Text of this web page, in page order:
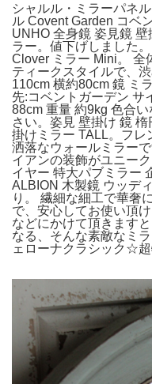
シャルル・ミラーパネ
ル Covent Garden コベ
UNHO 全身鏡 姿見鏡 壁
ラー。値下げしました
Clover ミラー Mini。 全
ティークスタイルで、
110cm 横約80cm 鏡 ミ
先:コベントガーデン
88cm 重量 約9kg 色合
さい。姿見 壁掛け 鏡
掛けミラー TALL。フレ
洒落なウォールミラー
イアンの装飾がユニー
イヤー 特大パブミラー
ALBION 木製鏡 ウッデ
り。 繊細な細工で華奢
で、安心してお使い頂
などにかけて頂きます
なる、そんな素敵なミ
ェローナクラシック☆